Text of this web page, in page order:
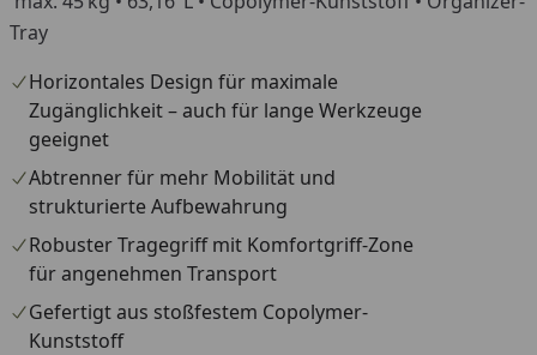
Tray
Horizontales Design für maximale
Zugänglichkeit – auch für lange Werkzeuge
geeignet
Abtrenner für mehr Mobilität und
strukturierte Aufbewahrung
Robuster Tragegriff mit Komfortgriff-Zone
für angenehmen Transport
Gefertigt aus stoßfestem Copolymer-
Kunststoff